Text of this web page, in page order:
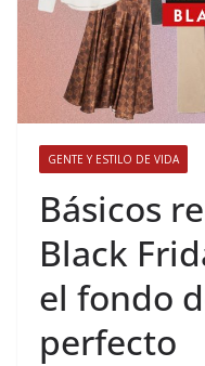
GENTE Y ESTILO DE VIDA
​Básicos
Black
el fondo
perfecto